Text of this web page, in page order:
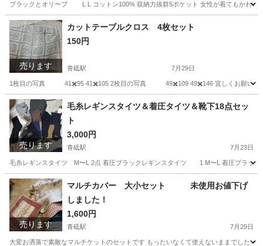
ブラックとオリーブ L L コットン100% 収納力抜群5ポケット 女性が着てもかわい
東京 板橋区 本蓮沼駅 その他 タオル
売ります
カットテーブルクロス 4枚セット
150円
青砥駅 7月29日
1枚目の写真 41✖️95 41✖️105 2枚目の写真 49✖️109 49✖️146 宜しくお願いし
東京 葛飾区 青砥駅 インテリア雑貨/小物
売ります
毛糸レギンスタイツ＆着圧タイツ＆靴下18点セッ
ト
3,000円
青砥駅 7月23日
毛糸レギンスタイツ M〜L 2点 着圧ブラックレギンスタイツ
東京 葛飾区 青砥駅 服/ファッション レギンス
売ります
マルチカバー 大小セット 未使用お値下げ
しました！
1,600円
青砥駅 7月29日
大変お洒落で素敵なマルチケットのセットです もったいなくて使えないままで